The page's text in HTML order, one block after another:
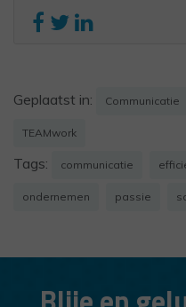
Geplaatst in: Communicatie
TEAMwork
Tags: communicatie
ondernemen passie